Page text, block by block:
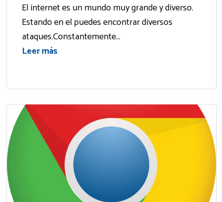
El internet es un mundo muy grande y diverso.
Estando en el puedes encontrar diversos
ataques.Constantemente...
Leer más